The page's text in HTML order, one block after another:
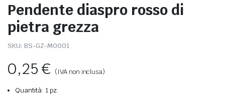
Pendente diaspro rosso di
pietra grezza
SKU: BS-GZ-M0001
0,25€ (IVA non inclusa)
Quantità: 1 pz.